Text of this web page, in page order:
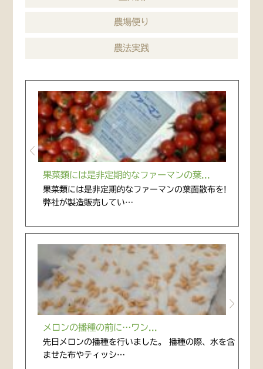
農場便り
農法実践
果菜類には是非定期的なファーマンの葉...
果菜類には是非定期的なファーマンの葉面散布を!
弊社が製造販売してい…
メロンの播種の前に…ワン...
先日メロンの播種を行いました。 播種の際、水を含
ませた布やティッシ…